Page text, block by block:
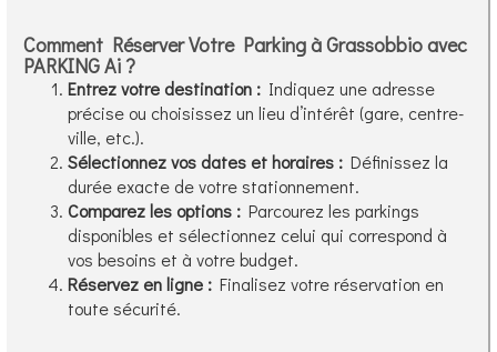
Comment Réserver Votre Parking à Grassobbio avec
PARKING Ai ?
Entrez votre destination : Indiquez une adresse
précise ou choisissez un lieu d’intérêt (gare, centre-
ville, etc.).
Sélectionnez vos dates et horaires : Définissez la
durée exacte de votre stationnement.
Comparez les options : Parcourez les parkings
disponibles et sélectionnez celui qui correspond à
vos besoins et à votre budget.
Réservez en ligne : Finalisez votre réservation en
toute sécurité.